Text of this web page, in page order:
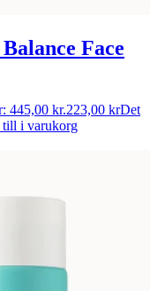
Face
445,00 kr.223,00 krDet
till i varukorg